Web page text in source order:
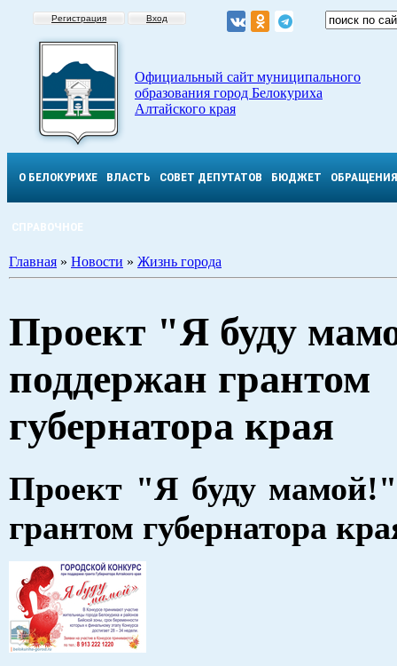
Регистрация Вход
Официальный сайт муниципального
образования город Белокуриха
Алтайского края
О БЕЛОКУРИХЕ ВЛАСТЬ СОВЕТ ДЕПУТАТОВ БЮДЖЕТ ОБРАЩЕНИЯ
СПРАВОЧНОЕ
Главная » Новости » Жизнь города
Проект "Я буду
поддержан грантом
губернатора края
Проект "Я буду
грантом губернатора